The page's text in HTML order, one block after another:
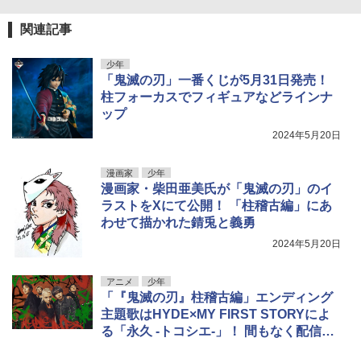
関連記事
少年
「鬼滅の刃」一番くじが5月31日発売！
柱フォーカスでフィギュアなどラインナ
ップ
2024年5月20日
漫画家 少年
漫画家・柴田亜美氏が「鬼滅の刃」のイ
ラストをXにて公開！ 「柱稽古編」にあ
わせて描かれた錆兎と義勇
2024年5月20日
アニメ 少年
「『鬼滅の刃』柱稽古編」エンディング
主題歌はHYDE×MY FIRST STORYによ
る「永久 -トコシエ-」！ 間もなく配信開